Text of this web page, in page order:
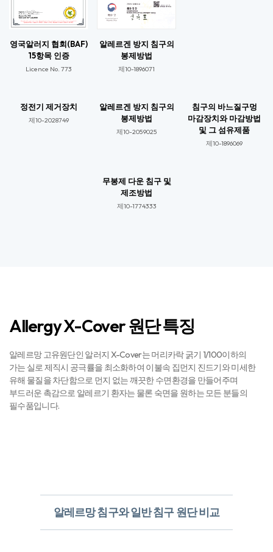
영국알러지 협회(BAF)
15항목 인증
Licence No. 773​
알레르겐 방지 침구의
봉제방법
제10-1896071​
정전기 제거장치
제10-2028749​
알레르겐 방지 침구의
봉제방법
제10-2059025​​
침구의 바느질구멍
마감장치와 마감방법
및 그 섬유제품
제10-1896069​​
무봉제 다운 침구 및
제조방법
제10-1774333​​
Allergy X-Cover 원단 특징
알레르망 고유원단인 알러지 X-Cover는 머리카락 굵기 1/100이하의
가는 실로 제직시 공극률을 최소화하여 이불속 집먼지 진드기와 미세한
유해 물질을 차단함으로 먼지 없는 깨끗한 수면환경을 만들어주며
부드러운 촉감으로 알레르기 환자는 물론 숙면을 원하는 모든 분들의
필수품입니다.
알레르망 침구와 일반 침구 원단 비교